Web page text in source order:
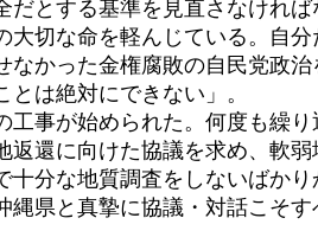
とする基準を見直さなければ
切な命を軽んじている。自分
かった金権腐敗の自民党政治
は絶対にできない」。
事が始められた。何度も繰り
還に向けた協議を求め、軟弱
分な地質調査をしないばかり
県と真摯に協議・対話こそす